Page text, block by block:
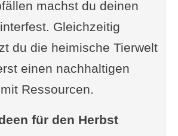
zu Windlichtern und
aus
für einen einfachen
machst du deinen
Gleichzeitig
du die heimische Tierwelt
einen nachhaltigen
Ressourcen.
für den Herbst